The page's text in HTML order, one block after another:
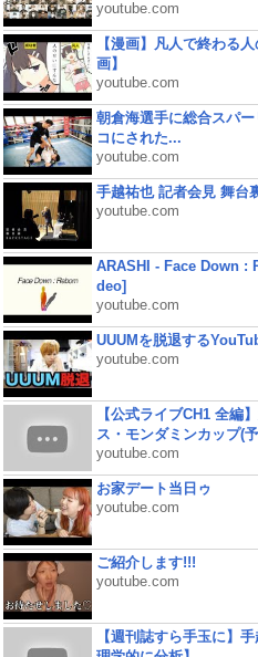
youtube.com
【漫画】凡人で終わる
画】
youtube.com
朝倉海選手に総合スパ
コにされた...
youtube.com
手越祐也 記者会見 舞台
youtube.com
ARASHI - Face Down
deo]
youtube.com
UUUMを脱退する
youtube.com
【公式ライブCH1 全編
ス・モンダミンカップ(
youtube.com
お家デート当日ゥ
youtube.com
ご紹介します!!!
youtube.com
【週刊誌すら手玉に】